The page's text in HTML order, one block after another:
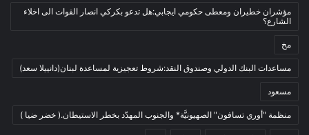
بروفايل
فنون
في مثل هذا اليوم
(79)
مؤشران خطيران ومعطى حكومي ايجابي:هل تدعو بكركي انصار القوات الى اخلاء
الشارع؟
مخ
مساعدات البنك الدولي وصندوق النقد:شروط تعجيزية لمساعدة لبنان(دانييلا سعد)
مسعود
منظمة "أوري تسافون" الصهيونيَّة* والجنوب المهدّد بخطر الاستيطان.( خضر ضيا )